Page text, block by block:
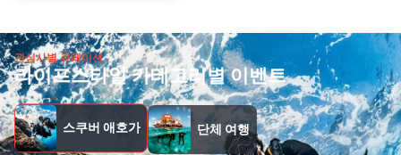
관심사별 큐레이션
라이프스타일 카테고리별 이벤트
스쿠버 애호가 단체 여행
IAB 특별 기능:
Use precise geolocation data
Identify devices based on information
actively requested